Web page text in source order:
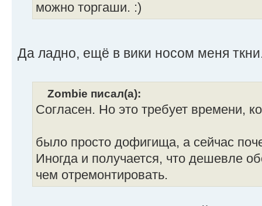
можно торгаши.
Да ладно, ещё в вики носом меня
Zombie писал(а):
Согласен. Но это требует времени,
было просто дофигища, а сейчас
Иногда и получается, что дешевле
чем отремонтировать.